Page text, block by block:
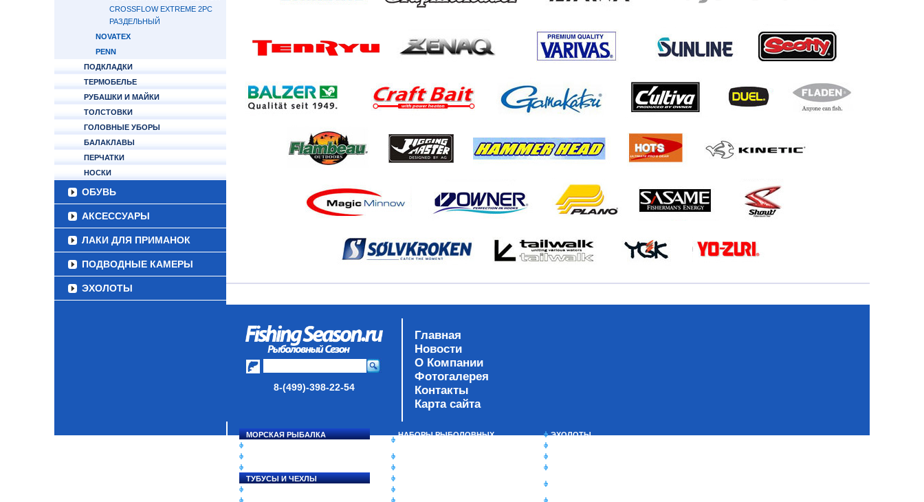
CROSSFLOW EXTREME 2PC
РАЗДЕЛЬНЫЙ
NOVATEX
PENN
ПОДКЛАДКИ
ТЕРМОБЕЛЬЕ
РУБАШКИ И МАЙКИ
ТОЛСТОВКИ
ГОЛОВНЫЕ УБОРЫ
БАЛАКЛАВЫ
ПЕРЧАТКИ
НОСКИ
ОБУВЬ
АКСЕССУАРЫ
ЛАКИ ДЛЯ ПРИМАНОК
ПОДВОДНЫЕ КАМЕРЫ
ЭХОЛОТЫ
8-(499)-398-22-54
Главная
Новости
О Компании
Фотогалерея
Контакты
Карта сайта
МОРСКАЯ РЫБАЛКА
ТУБУСЫ И ЧЕХЛЫ
НАБОРЫ РЫБОЛОВНЫХ
ЭХОЛОТЫ